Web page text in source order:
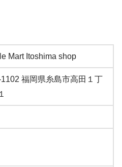
Mart Itoshima shop
福岡県糸島市高田１丁